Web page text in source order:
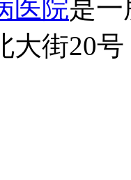
医院是
大街20